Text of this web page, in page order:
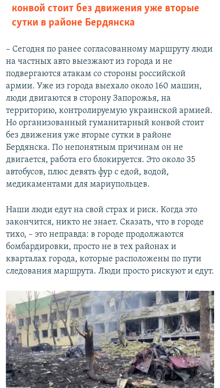
Auto 240p 360p 480p
480p
конвой стоит без движения уже вторые
сутки в районе Бердянска
– Сегодня по ранее согласованному маршруту люди
на частных авто выезжают из города и не
подвергаются атакам со стороны российской
армии. Уже из города выехало около 160 машин,
люди двигаются в сторону Запорожья, на
территорию, контролируемую украинской армией.
Но организованный гуманитарный конвой стоит
без движения уже вторые сутки в районе
Бердянска. По непонятным причинам он не
двигается, работа его блокируется. Это около 35
автобусов, плюс девять фур с едой, водой,
медикаментами для мариупольцев.
Наши люди едут на свой страх и риск. Когда это
закончится, никто не знает. Сказать, что в городе
тихо, – это неправда: в городе продолжаются
бомбардировки, просто не в тех районах и
кварталах города, которые расположены по пути
следования маршрута. Люди просто рискуют и едут.